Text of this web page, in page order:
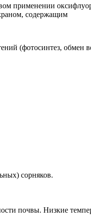
применении
содержащим
(фотосинтез, обмен
сорняков.
почвы. Низкие